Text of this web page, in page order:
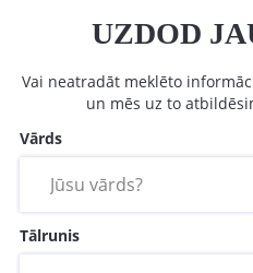
UZDOD
Vai neatradāt meklēto
un mēs uz to
Vārds
Tālrunis